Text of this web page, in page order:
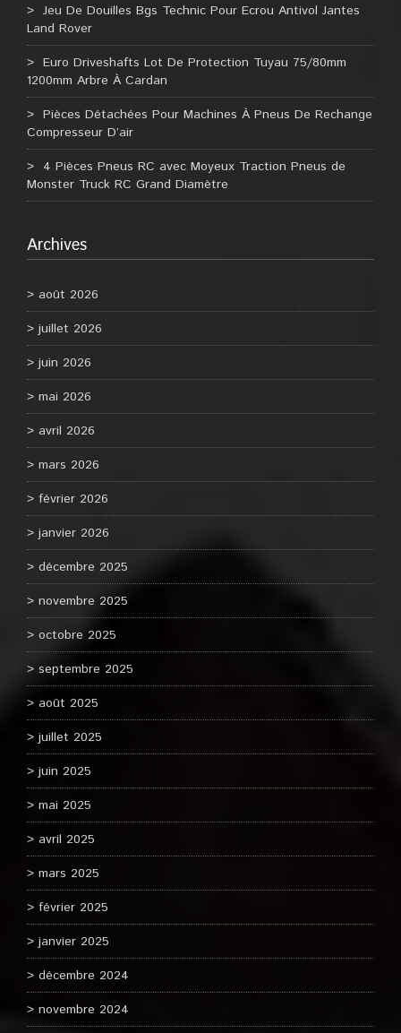
Jeu De Douilles Bgs Technic Pour Ecrou Antivol Jantes
Land Rover
Euro Driveshafts Lot De Protection Tuyau 75/80mm
1200mm Arbre À Cardan
Pièces Détachées Pour Machines À Pneus De Rechange
Compresseur D’air
4 Pièces Pneus RC avec Moyeux Traction Pneus de
Monster Truck RC Grand Diamètre
Archives
août 2026
juillet 2026
juin 2026
mai 2026
avril 2026
mars 2026
février 2026
janvier 2026
décembre 2025
novembre 2025
octobre 2025
septembre 2025
août 2025
juillet 2025
juin 2025
mai 2025
avril 2025
mars 2025
février 2025
janvier 2025
décembre 2024
novembre 2024